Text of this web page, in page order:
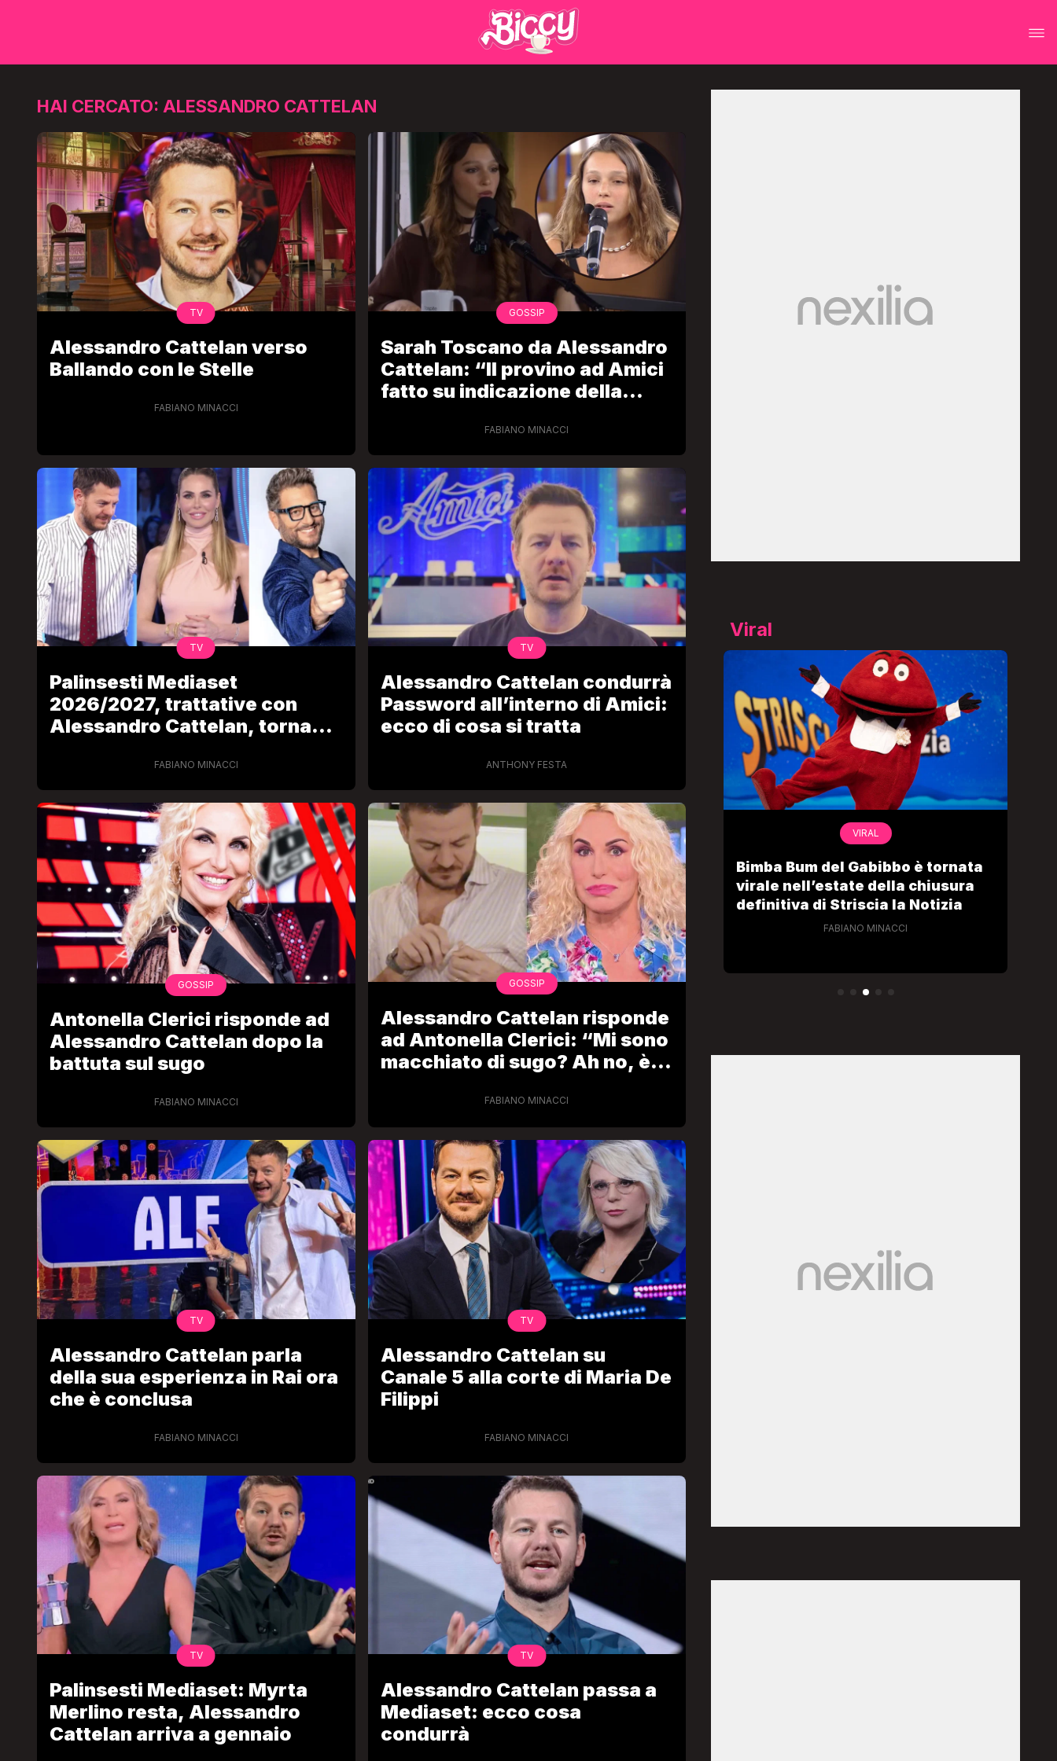
HAI CERCATO: ALESSANDRO CATTELAN
TV
Alessandro Cattelan verso
Ballando con le Stelle
FABIANO MINACCI
GOSSIP
Sarah Toscano da Alessandro
Cattelan: “Il provino ad Amici
fatto su indicazione della
FABIANO MINACCI
TV
Palinsesti Mediaset
2026/2027, trattative con
Alessandro Cattelan, torna
FABIANO MINACCI
TV
Alessandro Cattelan condurrà
Password all’interno di Amici:
ecco di cosa si tratta
ANTHONY FESTA
GOSSIP
Antonella Clerici risponde ad
Alessandro Cattelan dopo la
battuta sul sugo
FABIANO MINACCI
GOSSIP
Alessandro Cattelan risponde
ad Antonella Clerici: “Mi sono
macchiato di sugo? Ah no, è
FABIANO MINACCI
TV
Alessandro Cattelan parla
della sua esperienza in Rai ora
che è conclusa
FABIANO MINACCI
TV
Alessandro Cattelan su
Canale 5 alla corte di Maria De
Filippi
FABIANO MINACCI
TV
Palinsesti Mediaset: Myrta
Merlino resta, Alessandro
Cattelan arriva a gennaio
TV
Alessandro Cattelan passa a
Mediaset: ecco cosa
condurrà
Viral
LGBT
Bambola Star, la festa di
compleanno con tutte le grandi
dive compie 15 anni: il video
completo
FABIANO MINACCI
VIRAL
Camilla Milanesi lascia tutto:
“Addio cike mie, siete state una
grande famiglia per me”
FABIANO MINACCI
VIRAL
Bimba Bum del Gabibbo è tornata
virale nell’estate della chiusura
definitiva di Striscia la Notizia
FABIANO MINACCI